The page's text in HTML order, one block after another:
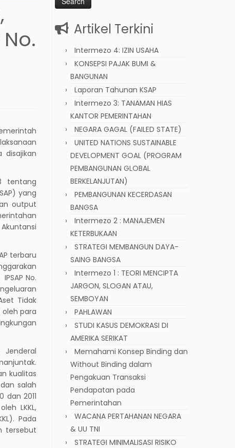
disajikan
tentang
yang
output
terbaru
No.
Tidak
oleh para
kualitas
salah
dan 2011
LKKL,
Pada
tersebut
Artikel Terkini
Intermezo 4: IZIN USAHA
KONSEPSI PAJAK BUMI &
BANGUNAN
Laporan Tahunan KSAP
Intermezo 3: TANAMAN HIAS
KANTOR PEMERINTAHAN
NEGARA GAGAL (FAILED STATE)
UNITED NATIONS SUSTAINABLE
DEVELOPMENT GOAL (PROGRAM
PEMBANGUNAN GLOBAL
BERKELANJUTAN)
PEMBANGUNAN KECERDASAN
BANGSA
Intermezo 2 : MANAJEMEN
KETERBUKAAN
STRATEGI MEMBANGUN DAYA-
SAING BANGSA
Intermezo 1 : TEORI MENCIPTA
JARGON, SLOGAN ATAU,
SEMBOYAN
PAHLAWAN
STUDI KASUS DEMOKRASI DI
AMERIKA SERIKAT
Memahami Konsep Binding dan
Without Binding dalam
Pengakuan Transaksi
Pendapatan pada
Pemerintahan
WACANA PERTAHANAN NEGARA
& UU TNI
STRATEGI MINIMALISASI RISIKO